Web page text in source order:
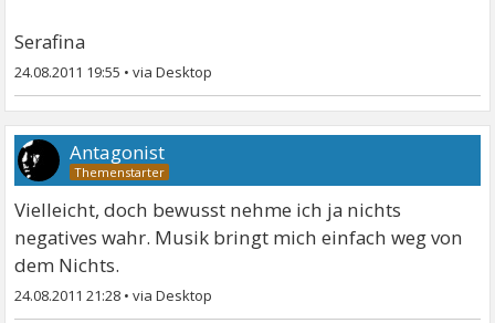
Serafina
24.08.2011 19:55 •
Antagonist
Vielleicht, doch bewusst nehme ich ja nichts
negatives wahr. Musik bringt mich einfach weg von
dem Nichts.
24.08.2011 21:28 •